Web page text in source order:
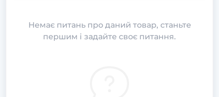
Немає питань про даний товар, станьте
першим і задайте своє питання.